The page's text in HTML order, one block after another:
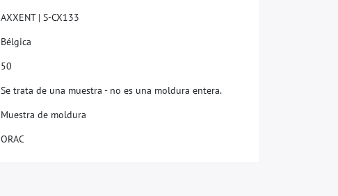
AXXENT | S-CX133
Bélgica
50
Se trata de una muestra - no es una moldura entera.
Muestra de moldura
ORAC